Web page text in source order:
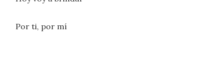
Por ti, por mí